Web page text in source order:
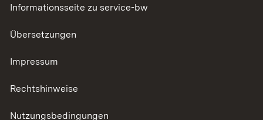
Informationsseite zu service-bw
Übersetzungen
Impressum
Rechtshinweise
Nutzungsbedingungen